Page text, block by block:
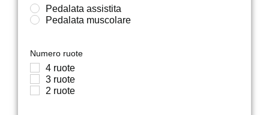
Pedalata assistita
Pedalata muscolare
Numero ruote
4 ruote
3 ruote
2 ruote